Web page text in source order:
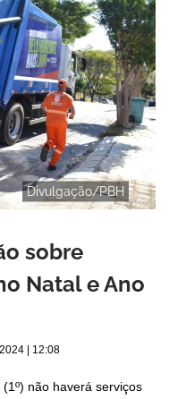
Divulgação/PBH
sobre
Natal e Ano
| 12:08
não haverá serviços